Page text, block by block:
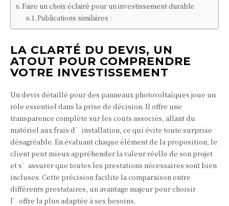
Faire un choix éclairé pour un investissement durable
Publications similaires :
LA CLARTÉ DU DEVIS, UN
ATOUT POUR COMPRENDRE
VOTRE INVESTISSEMENT
Un devis détaillé pour des panneaux photovoltaïques joue un
rôle essentiel dans la prise de décision. Il offre une
transparence complète sur les coûts associés, allant du
matériel aux frais d’installation, ce qui évite toute surprise
désagréable. En évaluant chaque élément de la proposition, le
client peut mieux appréhender la valeur réelle de son projet
et s’assurer que toutes les prestations nécessaires sont bien
incluses. Cette précision facilite la comparaison entre
différents prestataires, un avantage majeur pour choisir
l’offre la plus adaptée à ses besoins.